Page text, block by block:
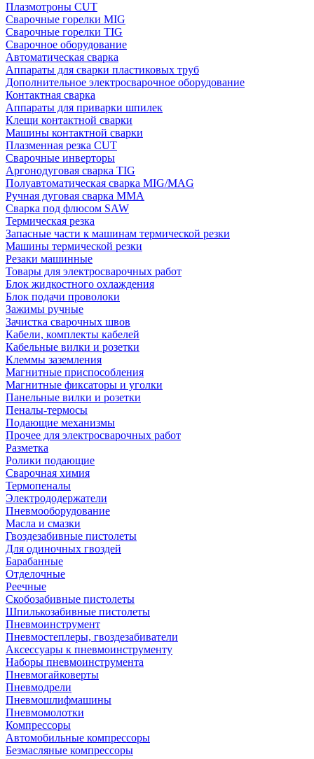
Плазмотроны CUT
Сварочные горелки MIG
Сварочные горелки TIG
Сварочное оборудование
Автоматическая сварка
Аппараты для сварки пластиковых труб
Дополнительное электросварочное оборудование
Контактная сварка
Аппараты для приварки шпилек
Клещи контактной сварки
Машины контактной сварки
Плазменная резка CUT
Сварочные инверторы
Аргонодуговая сварка TIG
Полуавтоматическая сварка MIG/MAG
Ручная дуговая сварка MMA
Сварка под флюсом SAW
Термическая резка
Запасные части к машинам термической резки
Машины термической резки
Резаки машинные
Товары для электросварочных работ
Блок жидкостного охлаждения
Блок подачи проволоки
Зажимы ручные
Зачистка сварочных швов
Кабели, комплекты кабелей
Кабельные вилки и розетки
Клеммы заземления
Магнитные приспособления
Магнитные фиксаторы и уголки
Панельные вилки и розетки
Пеналы-термосы
Подающие механизмы
Прочее для электросварочных работ
Разметка
Ролики подающие
Сварочная химия
Термопеналы
Электрододержатели
Пневмооборудование
Масла и смазки
Гвоздезабивные пистолеты
Для одиночных гвоздей
Барабанные
Отделочные
Реечные
Скобозабивные пистолеты
Шпилькозабивные пистолеты
Пневмоинструмент
Пневмостеплеры, гвоздезабиватели
Аксессуары к пневмоинструменту
Наборы пневмоинструмента
Пневмогайковерты
Пневмодрели
Пневмошлифмашины
Пневмомолотки
Компрессоры
Автомобильные компрессоры
Безмасляные компрессоры